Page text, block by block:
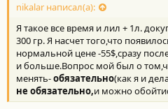
nikalar написал(а):
Я такое все время и лил + 1л.
300 гр. Я насчет того,что
нормальной цене -55$,сразу
и больше.Вопрос мой был о
менять-обязательно(как я и
не обязательно,и можно